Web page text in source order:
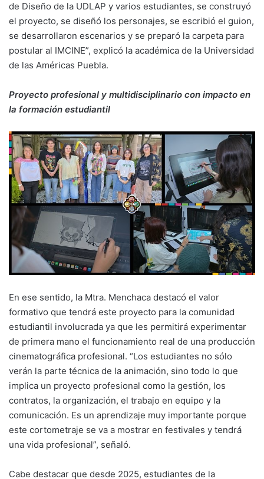
de Diseño de la UDLAP y varios estudiantes, se construyó
el proyecto, se diseñó los personajes, se escribió el guion,
se desarrollaron escenarios y se preparó la carpeta para
postular al IMCINE”, explicó la académica de la Universidad
de las Américas Puebla.
Proyecto profesional y multidisciplinario con impacto en
la formación estudiantil
En ese sentido, la Mtra. Menchaca destacó el valor
formativo que tendrá este proyecto para la comunidad
estudiantil involucrada ya que les permitirá experimentar
de primera mano el funcionamiento real de una producción
cinematográfica profesional. “Los estudiantes no sólo
verán la parte técnica de la animación, sino todo lo que
implica un proyecto profesional como la gestión, los
contratos, la organización, el trabajo en equipo y la
comunicación. Es un aprendizaje muy importante porque
este cortometraje se va a mostrar en festivales y tendrá
una vida profesional”, señaló.
Cabe destacar que desde 2025, estudiantes de la